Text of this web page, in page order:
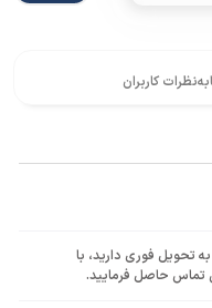
نظرات کاربران
تحویل فوری دارید، با
تماس حاصل فرمایید.